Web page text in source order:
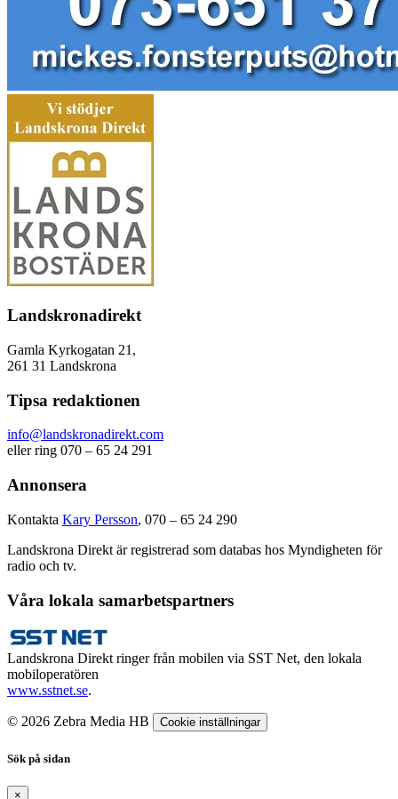
Landskronadirekt
Gamla Kyrkogatan 21,
261 31 Landskrona
Tipsa redaktionen
info@landskronadirekt.com
eller ring 070 – 65 24 291
Annonsera
Kontakta Kary Persson, 070 – 65 24 290
Landskrona Direkt är registrerad som databas hos Myndigheten för
radio och tv.
Våra lokala samarbetspartners
Landskrona Direkt ringer från mobilen via SST Net, den lokala
mobiloperatören
www.sstnet.se.
© 2026 Zebra Media HB Cookie inställningar
Sök på sidan
×